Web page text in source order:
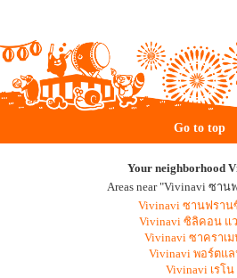
Go to top
Your neighborhood
Areas near "Vivinavi ซา
Vivinavi ซานฟราน
Vivinavi ซิลิคอน แ
Vivinavi ซาคราเ
Vivinavi พอร์ตแ
Vivinavi เรโน